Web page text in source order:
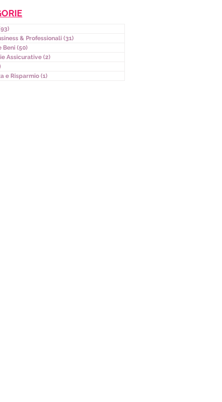
& Professionali (31)
Beni (50)
Assicurative (2)
e Risparmio (1)